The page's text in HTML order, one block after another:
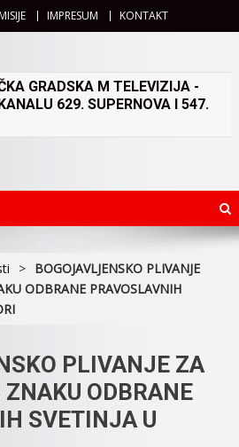
IMPRESUM KONTAKT
GRADSKA M TELEVIZIJA -
629. SUPERNOVA I 547.
> BOGOJAVLJENSKO PLIVANJE
ODBRANE PRAVOSLAVNIH
PLIVANJE ZA
ODBRANE
SVETINJA U